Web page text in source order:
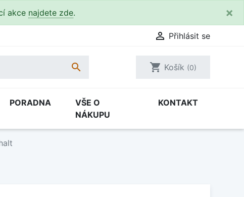
akce najdete zde. ×
 Přihlásit se
 shopping_cart Košík (0)
PORADNA
VŠE O
NÁKUPU
KONTAKT